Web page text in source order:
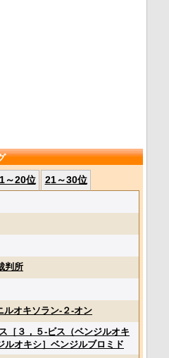
～20位 21～30位
判所
ルオキソラン‐２‐オン
［３，５‐ビス（ベンジルオキ
ルオキシ］ベンジルブロミド